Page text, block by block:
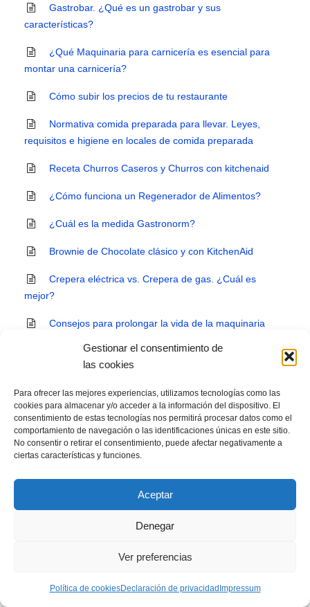
Gestionar el consentimiento de
las cookies
Para ofrecer las mejores experiencias, utilizamos tecnologías como las
cookies para almacenar y/o acceder a la información del dispositivo. El
consentimiento de estas tecnologías nos permitirá procesar datos como el
comportamiento de navegación o las identificaciones únicas en este sitio.
No consentir o retirar el consentimiento, puede afectar negativamente a
ciertas características y funciones.
Aceptar
Denegar
Ver preferencias
Política de cookiesDeclaración de privacidad Impressum
Gastrobar. ¿Qué es un gastrobar y sus
características?
¿Qué Maquinaria para carnicería es esencial para
montar una carnicería?
Cómo subir los precios de tu restaurante
Normativa comida preparada para llevar. Leyes,
requisitos e higiene en locales de comida preparada
Receta Churros Caseros y Churros con kitchenaid
¿Cómo funciona un Regenerador de Alimentos?
¿Cuál es la medida Gastronorm?
Brownie de Chocolate clásico y con KitchenAid
Crepera eléctrica vs. Crepera de gas. ¿Cuál es
mejor?
Consejos para prolongar la vida de la maquinaria
Receta Masa de pan con KitchenAid
Maquinaria necesaria para abrir una cafetería
Hotelería, Hostelería y Turismo. Estas son las
Diferencias
5 Tipos de Tapas Frías para Bares. Recetas fáciles
para tapas frías
6 consejos de marketing para restaurantes y Bares